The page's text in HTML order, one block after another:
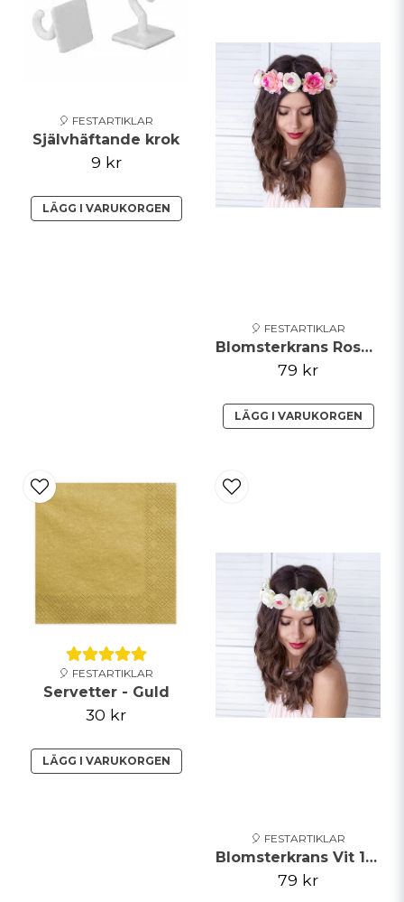
🎈 FESTARTIKLAR
Självhäftande krok
9 kr
LÄGG I VARUKORGEN
🎈 FESTARTIKLAR
Blomsterkrans Rosa/Vit 17cm
79 kr
LÄGG I VARUKORGEN
🎈 FESTARTIKLAR
Servetter - Guld
30 kr
LÄGG I VARUKORGEN
🎈 FESTARTIKLAR
Blomsterkrans Vit 17cm
79 kr